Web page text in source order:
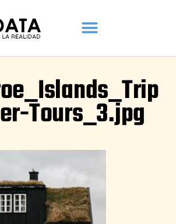
Tours_3.jpg